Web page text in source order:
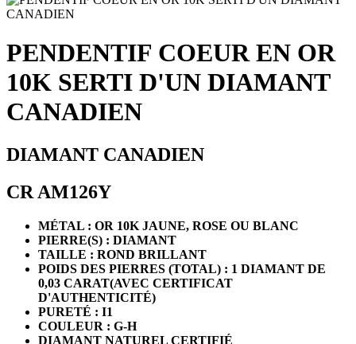
PENDENTIF COEUR EN OR
10K SERTI D'UN DIAMANT
CANADIEN
DIAMANT CANADIEN
CR AM126Y
MÉTAL : OR 10K JAUNE, ROSE OU BLANC
PIERRE(S) : DIAMANT
TAILLE : ROND BRILLANT
POIDS DES PIERRES (TOTAL) : 1 DIAMANT DE
0,03 CARAT(AVEC CERTIFICAT
D'AUTHENTICITÉ)
PURETÉ : I1
COULEUR : G-H
DIAMANT NATUREL CERTIFIÉ